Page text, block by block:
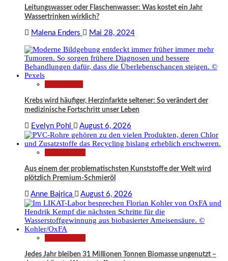
Leitungswasser oder Flaschenwasser: Was kostet ein Jahr
Wassertrinken wirklich?
Malena Enders Mai 28, 2024
Krebs wird häufiger, Herzinfarkte seltener: So verändert der
medizinische Fortschritt unser Leben
Evelyn Pohl August 6, 2026
Aus einem der problematischsten Kunststoffe der Welt wird
plötzlich Premium-Schmieröl
Anne Bajrica August 6, 2026
Jedes Jahr bleiben 31 Millionen Tonnen Biomasse ungenutzt –